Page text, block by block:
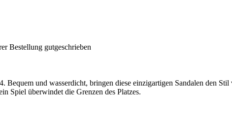
Bestellung gutgeschrieben
und wasserdicht, bringen diese einzigartigen Sandalen den
Spiel überwindet die Grenzen des Platzes.